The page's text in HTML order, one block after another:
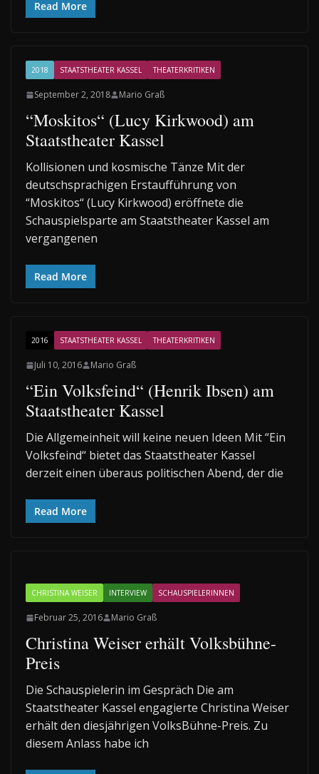
Read More
2018 STAATSTHEATER KASSEL THEATERKRITIKEN
September 2, 2018 Mario Graß
“Moskitos“ (Lucy Kirkwood) am
Staatstheater Kassel
Kollisionen und kosmische Tänze Mit der
deutschsprachigen Erstaufführung von
“Moskitos“ (Lucy Kirkwood) eröffnete die
Schauspielsparte am Staatstheater Kassel am
vergangenen
Read More
2016 STAATSTHEATER KASSEL THEATERKRITIKEN
Juli 10, 2016 Mario Graß
“Ein Volksfeind“ (Henrik Ibsen) am
Staatstheater Kassel
Die Allgemeinheit will keine neuen Ideen Mit “Ein
Volksfeind“ bietet das Staatstheater Kassel
derzeit einen überaus politischen Abend, der die
Read More
CHRISTINA WEISER INTERVIEW SCHAUSPIELERINNEN
Februar 25, 2016 Mario Graß
Christina Weiser erhält Volksbühne-
Preis
Die Schauspielerin im Gespräch Die am
Staatstheater Kassel engagierte Christina Weiser
erhält den diesjährigen VolksBühne-Preis. Zu
diesem Anlass habe ich